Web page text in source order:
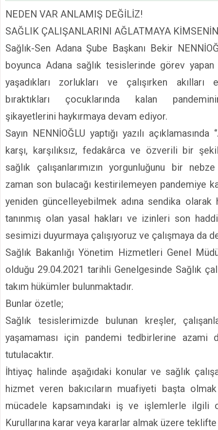
NEDEN VAR ANLAMIŞ DEĞİLİZ!
SAĞLIK ÇALIŞANLARINI AĞLATMAYA
Sağlık-Sen Adana Şube Başkanı Bekir
boyunca Adana sağlık tesislerinde görev yapan
yaşadıkları zorlukları ve çalışırken akılları
bıraktıkları çocuklarında kalan
şikayetlerini haykırmaya devam ediyor.
Sayın NENNİOĞLU yaptığı yazılı açıklamasında
karşı, karşılıksız, fedakârca ve özverili bir
sağlık çalışanlarımızın yorgunluğunu bir
zaman son bulacağı kestirilemeyen pandemiye
yeniden güncelleyebilmek adına sendika
tanınmış olan yasal hakları ve izinleri son
sesimizi duyurmaya çalışıyoruz ve çalışmaya da
Sağlık Bakanlığı Yönetim Hizmetleri Genel
olduğu 29.04.2021 tarihli Genelgesinde Sağlık
takım hükümler bulunmaktadır.
Bunlar özetle;
Sağlık tesislerimizde bulunan kreşler,
yaşamaması için pandemi tedbirlerine azami
tutulacaktır.
İhtiyaç halinde aşağıdaki konular ve sağlık
hizmet veren bakıcıların muafiyeti başta
mücadele kapsamındaki iş ve işlemlerle ilgili
Kurullarına karar veya kararlar almak üzere teklifte